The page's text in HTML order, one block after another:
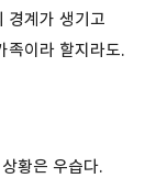
경계가 생기고
족이라 할지라도.
황은 우습다.